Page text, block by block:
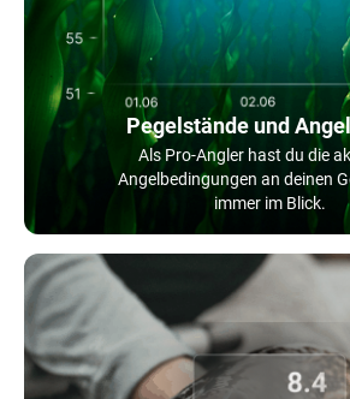
Pegelstände und
Als Pro-Angler hast du die
Angelbedingungen an deinen
immer im Blick.